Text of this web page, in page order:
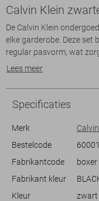
Calvin Klein
De Calvin Klein
elke garderobe. Deze
regular pasvorm, wat
katoen en 5% elastan
voorzien van het
luxe uitstraling geeft.
Deze boxershorts
de nodige ondersteuning
passen, ideaal voor
kantoor hebt of lekker
je altijd stijlvol en
Lees meer
Specificaties
Merk
Bestelcode
Fabrikantcode
Fabrikant kleur
Kleur
zwart